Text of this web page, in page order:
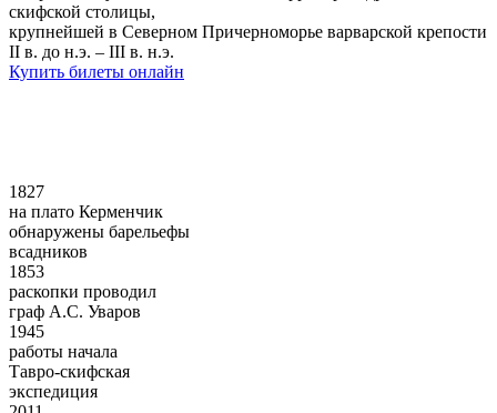
скифской столицы,
крупнейшей в Северном Причерноморье варварской крепости
II в. до н.э. – III в. н.э.
Купить билеты онлайн
1827
на плато Керменчик
обнаружены барельефы
всадников
1853
раскопки проводил
граф А.С. Уваров
1945
работы начала
Тавро-скифская
экспедиция